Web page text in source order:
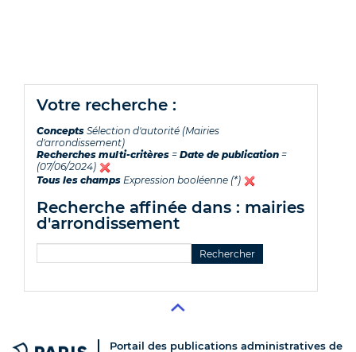
votre recherche :
Concepts Sélection d'autorité (Mairies
d'arrondissement)
Recherches multi-critères = Date de publication =
(07/06/2024)
Tous les champs Expression booléenne (*)
recherche affinée dans : mairies
d'arrondissement
Portail des publications administratives de